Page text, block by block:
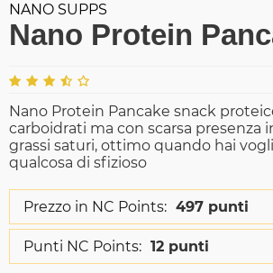
NANO SUPPS
Nano Protein
Nano Protein Pancake snack
carboidrati ma con scarsa presenza
grassi saturi, ottimo quando hai
qualcosa di sfizioso
Prezzo in NC Points: 497 punti
Punti NC Points: 12 punti